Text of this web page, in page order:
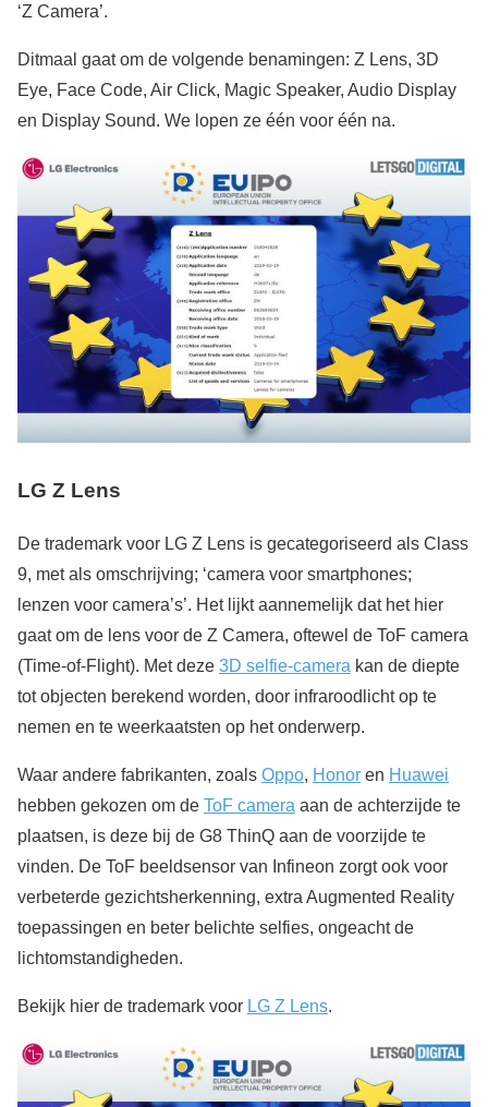
‘Z Camera’.
Ditmaal gaat om de volgende benamingen: Z Lens, 3D
Eye, Face Code, Air Click, Magic Speaker, Audio Display
en Display Sound. We lopen ze één voor één na.
LG Z Lens
De trademark voor LG Z Lens is gecategoriseerd als Class
9, met als omschrijving; ‘camera voor smartphones;
lenzen voor camera’s’. Het lijkt aannemelijk dat het hier
gaat om de lens voor de Z Camera, oftewel de ToF camera
(Time-of-Flight). Met deze 3D selfie-camera kan de diepte
tot objecten berekend worden, door infraroodlicht op te
nemen en te weerkaatsten op het onderwerp.
Waar andere fabrikanten, zoals Oppo, Honor en Huawei
hebben gekozen om de ToF camera aan de achterzijde te
plaatsen, is deze bij de G8 ThinQ aan de voorzijde te
vinden. De ToF beeldsensor van Infineon zorgt ook voor
verbeterde gezichtsherkenning, extra Augmented Reality
toepassingen en beter belichte selfies, ongeacht de
lichtomstandigheden.
Bekijk hier de trademark voor LG Z Lens.